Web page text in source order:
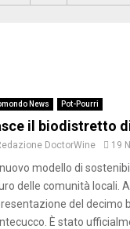
News Pot-Pourri
il biodistretto
DoctorWine 19
modello di
delle comunità locali.
del decimo
È stato